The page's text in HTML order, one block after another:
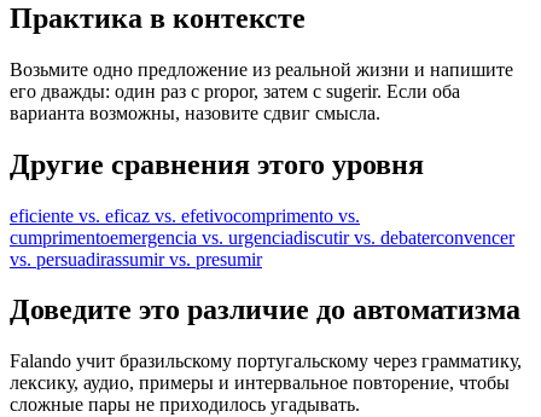
Практика в контексте
Возьмите одно предложение из реальной жизни и напишите
его дважды: один раз с propor, затем с sugerir. Если оба
варианта возможны, назовите сдвиг смысла.
Другие сравнения этого уровня
eficiente vs. eficaz vs. efetivocomprimento vs.
cumprimentoemergencia vs. urgenciadiscutir vs. debaterconvencer
vs. persuadirassumir vs. presumir
Доведите это различие до автоматизма
Falando учит бразильскому португальскому через грамматику,
лексику, аудио, примеры и интервальное повторение, чтобы
сложные пары не приходилось угадывать.